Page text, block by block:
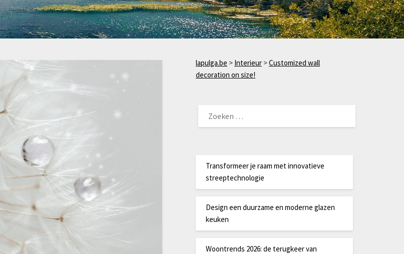
lapulga.be > Interieur>Customized wall
decoration on size!
NAAR:
Transformeer je raam met innovatieve
streeptechnologie
Design een duurzame en moderne glazen
keuken
Woontrends 2026: de terugkeer van